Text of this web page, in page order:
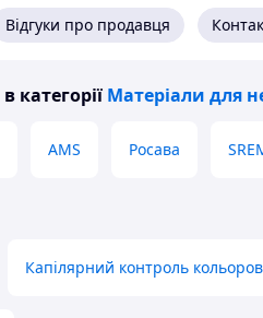
Відгуки про продавця
в категорії Матеріали для
AMS Росава
Капілярний контроль